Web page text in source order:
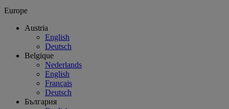
Europe
Austria
English
Deutsch
Belgique
Nederlands
English
Français
Deutsch
България